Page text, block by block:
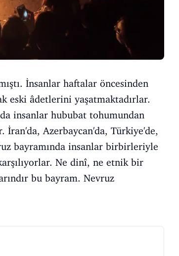
İnsanlar haftalar öncesinden
eski âdetlerini yaşatmaktadırlar.
insanlar hububat tohumundan
İran'da, Azerbaycan'da, Türkiye'de,
bayramında insanlar birbirleriyle
Ne dinî, ne etnik bir
bu bayram. Nevruz